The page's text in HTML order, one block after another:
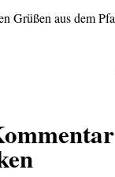
Grüßen aus dem